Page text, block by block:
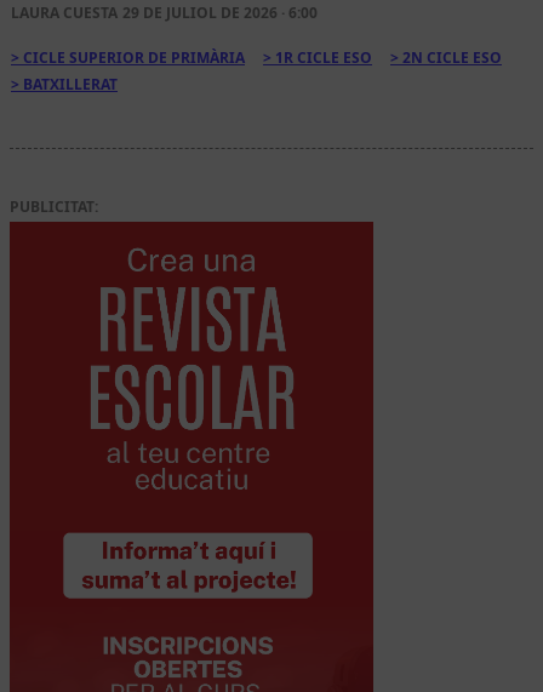
LAURA CUESTA 29 DE JULIOL DE 2026 · 6:00
CICLE SUPERIOR DE PRIMÀRIA 1R CICLE ESO
2N CICLE ESO
BATXILLERAT
PUBLICITAT: